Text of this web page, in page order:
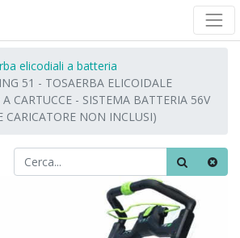
elicodiali a batteria
51 - TOSAERBA ELICOIDALE
A CARTUCCE - SISTEMA BATTERIA 56V
CARICATORE NON INCLUSI)